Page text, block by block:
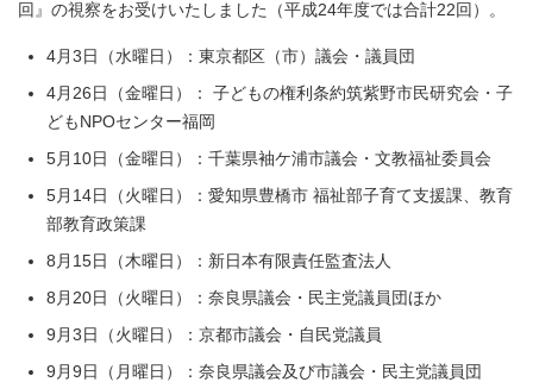
回』の視察をお受けいたしました（平成24年度では合計22回）。
4月3日（水曜日）：東京都区（市）議会・議員団
4月26日（金曜日）： 子どもの権利条約筑紫野市民研究会・子
どもNPOセンター福岡
5月10日（金曜日）：千葉県袖ケ浦市議会・文教福祉委員会
5月14日（火曜日）：愛知県豊橋市 福祉部子育て支援課、教育
部教育政策課
8月15日（木曜日）：新日本有限責任監査法人
8月20日（火曜日）：奈良県議会・民主党議員団ほか
9月3日（火曜日）：京都市議会・自民党議員
9月9日（月曜日）：奈良県議会及び市議会・民主党議員団